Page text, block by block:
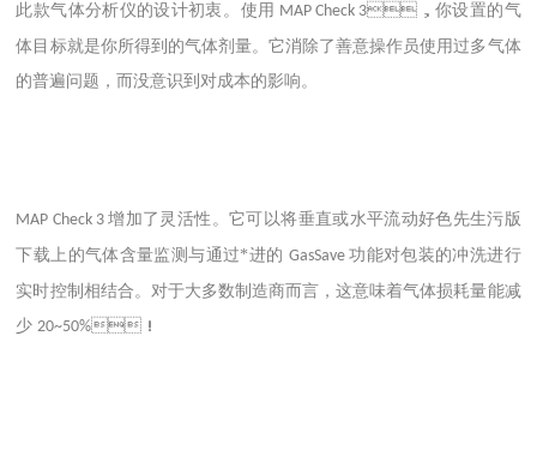
此款气体分析仪的设计初衷。使用 MAP Check 3，你设置的气
体目标就是你所得到的气体剂量。它消除了善意操作员使用过多气体
的普遍问题，而没意识到对成本的影响。
MAP Check 3增加了灵活性。它可以将垂直或水平流动好色先生污版
下载上的气体含量监测与通过*进的 GasSave功能对包装的冲洗进行
实时控制相结合。对于大多数制造商而言，这意味着气体损耗量能减
少20~50%！